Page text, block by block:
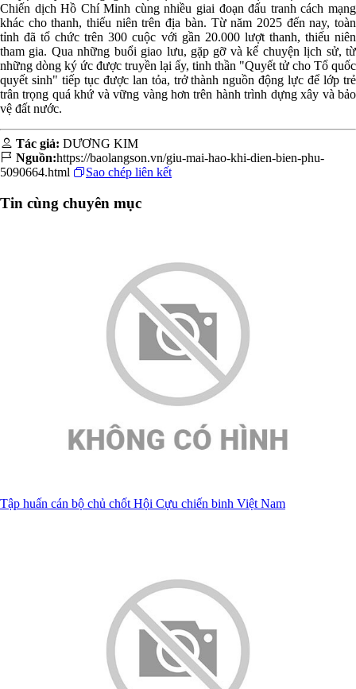
Chiến dịch Hồ Chí Minh cùng nhiều giai đoạn đấu tranh cách mạng
khác cho thanh, thiếu niên trên địa bàn. Từ năm 2025 đến nay, toàn
tỉnh đã tổ chức trên 300 cuộc với gần 20.000 lượt thanh, thiếu niên
tham gia. Qua những buổi giao lưu, gặp gỡ và kể chuyện lịch sử, từ
những dòng ký ức được truyền lại ấy, tinh thần "Quyết tử cho Tổ quốc
quyết sinh" tiếp tục được lan tỏa, trở thành nguồn động lực để lớp trẻ
trân trọng quá khứ và vững vàng hơn trên hành trình dựng xây và bảo
vệ đất nước.
Tác giả: DƯƠNG KIM
Nguồn:https://baolangson.vn/giu-mai-hao-khi-dien-bien-phu-
5090664.html
Sao chép liên kết
Tin cùng chuyên mục
Tập huấn cán bộ chủ chốt Hội Cựu chiến binh Việt Nam